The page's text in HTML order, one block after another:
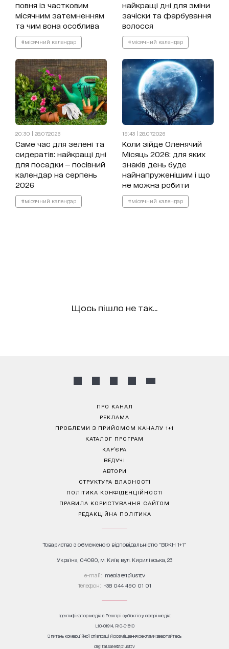
повня із частковим
місячним затемненням
та чим вона особлива
#місячний календар
найкращі дні для зміни
зачіски та фарбування
волосся
#місячний календар
20:30 | 28.07.2026
Саме час для зелені та
сидератів: найкращі дні
для посадки — посівний
календар на серпень
2026
#місячний календар
19:43 | 28.07.2026
Коли зійде Оленячий
Місяць 2026: для яких
знаків день буде
найнапруженішим і що
не можна робити
#місячний календар
Щось пішло не так...
ПРО КАНАЛ
РЕКЛАМА
ПРОБЛЕМИ З ПРИЙОМОМ КАНАЛУ 1+1
КАТАЛОГ ПРОГРАМ
КАР’ЄРА
ВЕДУЧІ
АВТОРИ
СТРУКТУРА ВЛАСНОСТІ
ПОЛІТИКА КОНФІДЕНЦІЙНОСТІ
ПРАВИЛА КОРИСТУВАННЯ САЙТОМ
РЕДАКЦІЙНА ПОЛІТИКА
Товариство з обмеженою відповідальністю "ВІЖН 1+1"
Україна, 04080, м. Київ, вул. Кирилівська, 23
е-mail: media@1plus1.tv
Телефон: +38 044 490 01 01
Ідентифікатор медіа в Реєстрі суб’єктів у сфері медіа:
L10-01914, R10-01810
З питань комерційної співпраці й розміщення реклами звертайтесь
digital.sale@1plus1.tv